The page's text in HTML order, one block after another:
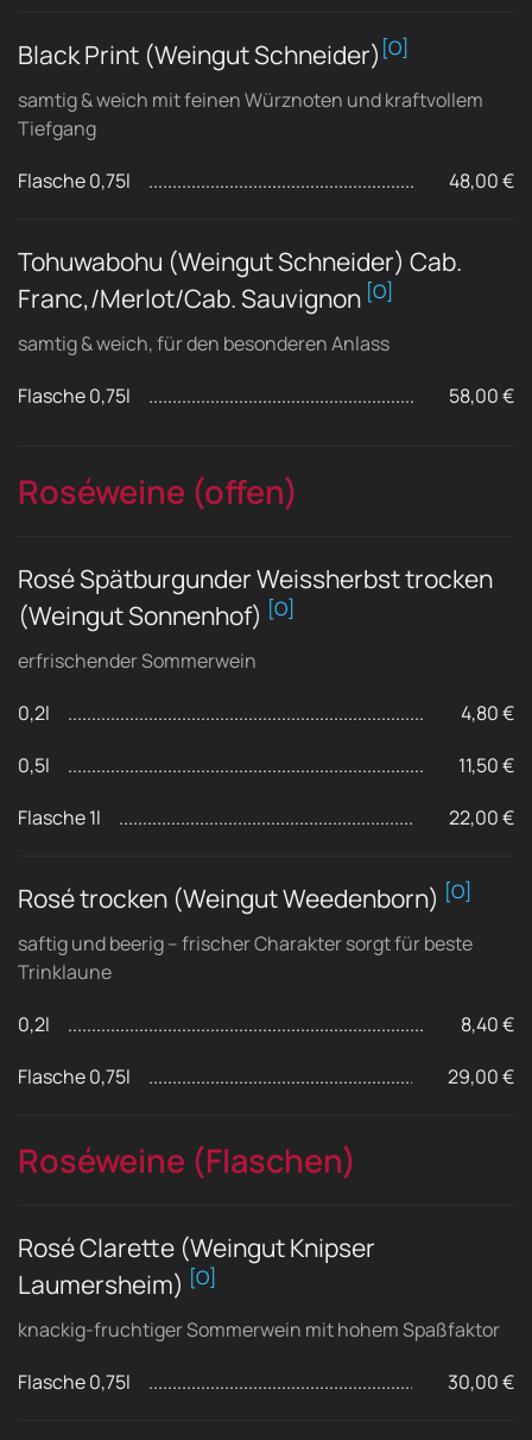
Black Print (Weingut Schneider) [O]
samtig & weich mit feinen Würznoten und kraftvollem
Tiefgang
Flasche 0,75l
48,00 €
Tohuwabohu (Weingut Schneider) Cab.
Franc,/Merlot/Cab. Sauvignon [O]
samtig & weich, für den besonderen Anlass
Flasche 0,75l
58,00 €
Roséweine (offen)
Rosé Spätburgunder Weissherbst trocken
(Weingut Sonnenhof) [O]
erfrischender Sommerwein
0,2l
4,80 €
0,5l
11,50 €
Flasche 1l
22,00 €
Rosé trocken (Weingut Weedenborn) [O]
saftig und beerig – frischer Charakter sorgt für beste
Trinklaune
0,2l
8,40 €
Flasche 0,75l
29,00 €
Roséweine (Flaschen)
Rosé Clarette (Weingut Knipser
Laumersheim) [O]
knackig-fruchtiger Sommerwein mit hohem Spaßfaktor
Flasche 0,75l
30,00 €